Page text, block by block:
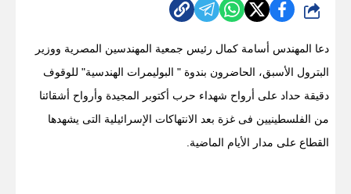
شارك
دعا المهندس أسامة كمال رئيس جمعية المهندسين المصرية ووزير
البترول الأسبق، الحاضرون بندوة " البوليمرات الهندسية" للوقوف
دقيقة حداد على أرواح شهداء حرب أكتوبر المجيدة وأرواح أشقائنا
من الفلسطينيين فى غزة بعد الانتهاكات الإسرائيلية التى يشهدها
القطاع على مدار الأيام الماضية.